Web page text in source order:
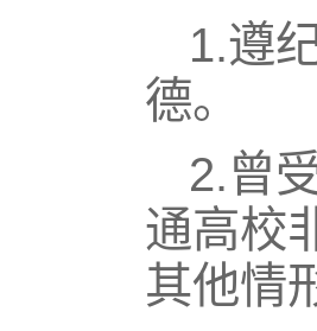
1.遵
德。
2.曾
通高校
其他情